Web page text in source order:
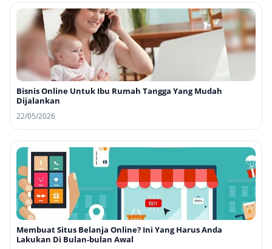
Bisnis Online Untuk Ibu Rumah Tangga Yang Mudah
Dijalankan
22/05/2026
Membuat Situs Belanja Online? Ini Yang Harus Anda
Lakukan Di Bulan-bulan Awal